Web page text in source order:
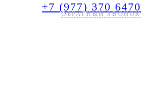
+7 (977) 370 6470
ОБРАТНЫЙ ЗВОНОК